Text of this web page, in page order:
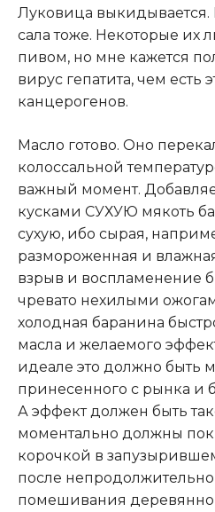
Луковица
сала тоже. Некоторые их
пивом, но мне кажется
вирус гепатита, чем есть
канцерогенов.
Масло готово. Оно
колоссальной
важный момент.
кусками СУХУЮ мякоть
сухую, ибо сырая,
размороженная и
взрыв и воспламенение
чревато нехилыми
холодная баранина
масла и желаемого
идеале это должно быть
принесенного с рынка и
А эффект должен быть
моментально должны
корочкой в
после
помешивания